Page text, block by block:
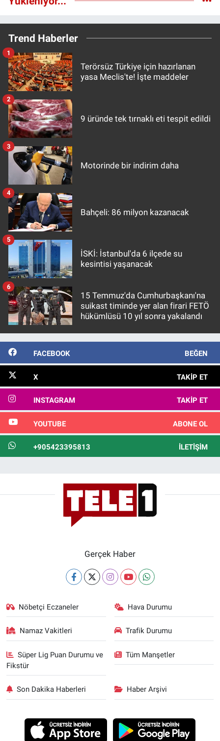
Trend Haberler
Terörsüz Türkiye için hazırlanan
yasa Meclis'te! İşte maddeler
1
9 üründe tek tırnaklı eti tespit edildi
2
Motorinde bir indirim daha
3
Bahçeli: 86 milyon kazanacak
4
İSKİ: İstanbul'da 6 ilçede su
kesintisi yaşanacak
5
15 Temmuz'da Cumhurbaşkanı'na
suikast timinde yer alan firari FETÖ
hükümlüsü 10 yıl sonra yakalandı
6
FACEBOOK BEĞEN
X TAKIP ET
INSTAGRAM TAKIP ET
YOUTUBE ABONE OL
+905423395813 İLETIŞIM
Gerçek Haber
Nöbetçi Eczaneler Hava Durumu
Namaz Vakitleri Trafik Durumu
Süper Lig Puan Durumu ve
Fikstür
Tüm Manşetler
Son Dakika Haberleri Haber Arşivi